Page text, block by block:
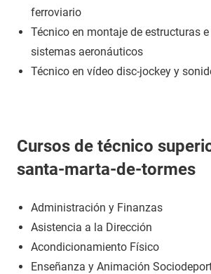
ferroviario
Técnico en montaje de estructuras
sistemas aeronáuticos
Técnico en vídeo disc-jockey y
Cursos de técnico
santa-marta-de-tormes
Administración y Finanzas
Asistencia a la Dirección
Acondicionamiento Físico
Enseñanza y Animación